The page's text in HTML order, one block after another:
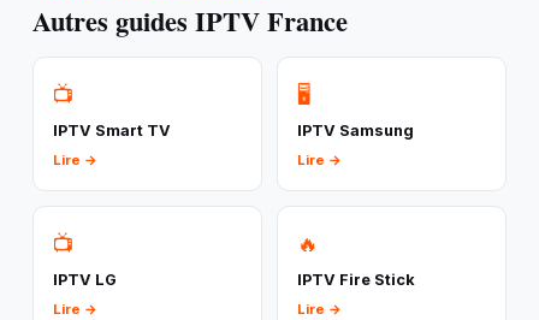
Autres guides IPTV France
📺
IPTV Smart TV
Lire →
🖥️
IPTV Samsung
Lire →
📺
IPTV LG
Lire →
🔥
IPTV Fire Stick
Lire →